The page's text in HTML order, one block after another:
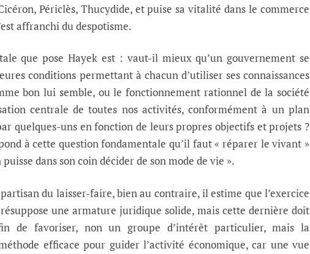
Périclès, Thucydide, et puise sa vitalité dans le commerce
affranchi du despotisme.
que pose Hayek est : vaut-il mieux qu’un gouvernement se
conditions permettant à chacun d’utiliser ses connaissances
bon lui semble, ou le fonctionnement rationnel de la société
centrale de toutes nos activités, conformément à un plan
quelques-uns en fonction de leurs propres objectifs et projets ?
à cette question fondamentale qu’il faut « réparer le vivant »
dans son coin décider de son mode de vie ».
du laisser-faire, bien au contraire, il estime que l’exercice
une armature juridique solide, mais cette dernière doit
de favoriser, non un groupe d’intérêt particulier, mais la
efficace pour guider l’activité économique, car une vue